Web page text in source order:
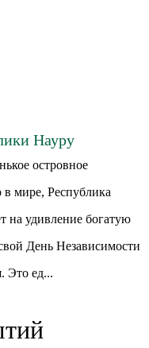
Науру
островное
в мире, Республика
на удивление богатую
День Независимости
Это ед...